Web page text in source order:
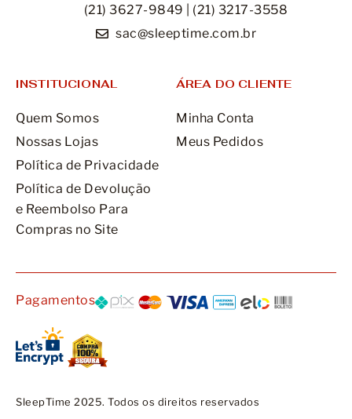
(21) 3627-9849 | (21) 3217-3558
sac@sleeptime.com.br
INSTITUCIONAL
Quem Somos
Nossas Lojas
Política de Privacidade
Política de Devolução
e Reembolso Para
Compras no Site
ÁREA DO CLIENTE
Minha Conta
Meus Pedidos
Pagamentos
SleepTime 2025. Todos os direitos reservados